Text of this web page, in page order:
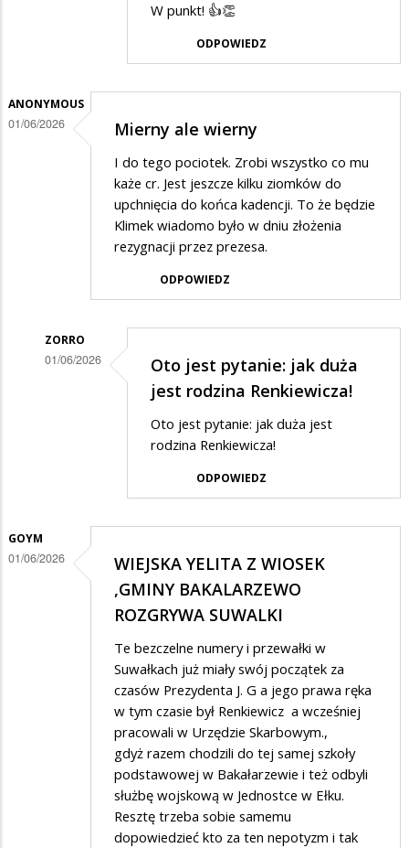
odpowiedzi
na
prezydenta
W punkt! 👍👏
ODPOWIEDZ
ANONYMOUS
01/06/2026 Mierny ale wierny
I do tego pociotek. Zrobi wszystko co mu
każe cr. Jest jeszcze kilku ziomków do
upchnięcia do końca kadencji. To że będzie
Klimek wiadomo było w dniu złożenia
rezygnacji przez prezesa.
ODPOWIEDZ
ZORRO
01/06/2026
odpowiedzi
Mierny
Oto jest pytanie: jak duża
jest rodzina Renkiewicza!
Oto jest pytanie: jak duża jest
rodzina Renkiewicza!
ODPOWIEDZ
GOYM
01/06/2026
WIEJSKA YELITA Z WIOSEK
,GMINY BAKALARZEWO
ROZGRYWA SUWALKI
Te bezczelne numery i przewałki w
Suwałkach już miały swój początek za
czasów Prezydenta J. G a jego prawa ręka
w tym czasie był Renkiewicz a wcześniej
pracowali w Urzędzie Skarbowym.,
gdyż razem chodzili do tej samej szkoły
podstawowej w Bakałarzewie i też odbyli
służbę wojskową w Jednostce w Ełku.
Resztę trzeba sobie samemu
dopowiedzieć kto za ten nepotyzm i tak